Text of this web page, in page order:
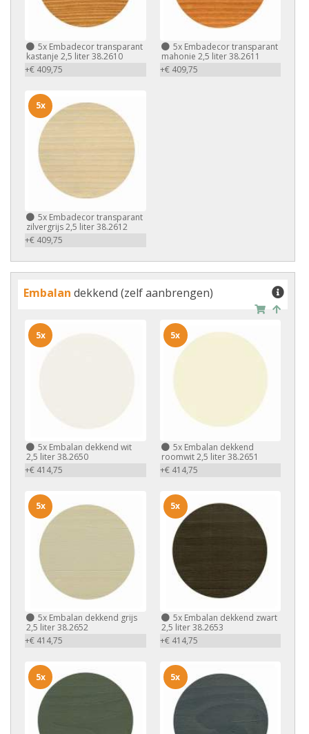
5x Embadecor transparant
kastanje 2,5 liter 38.2610
+€ 409,75
5xEmbadecor transparant
mahonie 2,5 liter 38.2611
+€ 409,75
5x Embadecor transparant
zilvergrijs 2,5 liter 38.2612
+€ 409,75
5x
Embalan dekkend (zelf aanbrengen)
5x Embalan dekkend wit
2,5 liter 38.2650
+€ 414,75
5x
5xEmbalan dekkend
roomwit 2,5 liter 38.2651
+€ 414,75
5x
5x Embalan dekkend grijs
2,5 liter 38.2652
+€ 414,75
5x
5xEmbalan dekkend zwart
2,5 liter 38.2653
+€ 414,75
5x
5x 5x